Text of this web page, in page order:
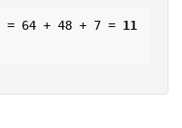
= 64 + 48 + 7 = 11